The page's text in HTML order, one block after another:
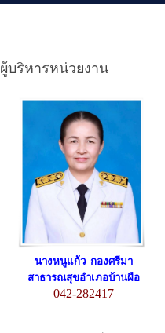
ผู้บริหารหน่วยงาน
นางหนูแก้ว กองศรีมา
สาธารณสุขอำเภอบ้านผือ
042-282417